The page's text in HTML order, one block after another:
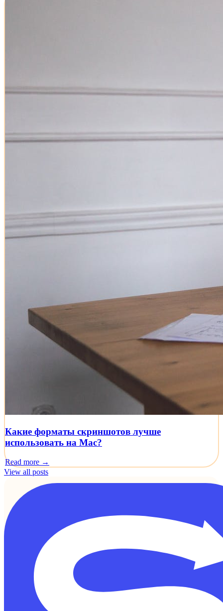
Какие форматы скриншотов лучше
использовать на Mac?
Read more →
View all posts